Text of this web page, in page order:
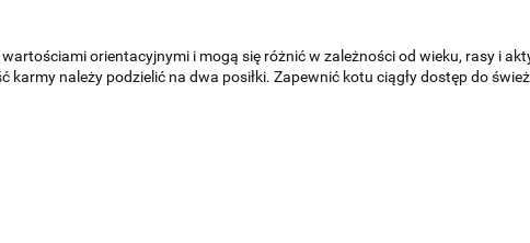
orientacyjnymi i mogą się różnić w zależności od wieku, rasy i
karmy należy podzielić na dwa posiłki. Zapewnić kotu ciągły dostęp do